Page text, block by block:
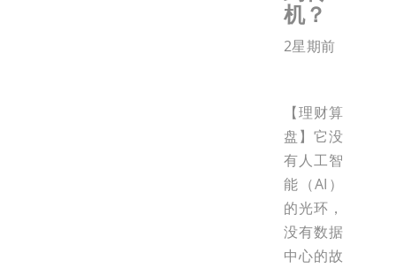
机？
2星期前
【理财算
盘】它没
有人工智
能（AI）
的光环，
没有数据
中心的故